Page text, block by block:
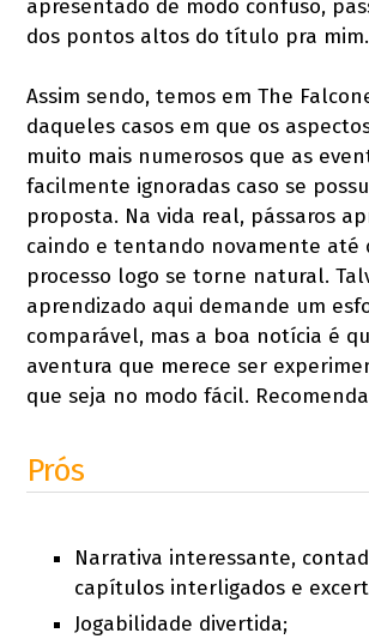
apresentado de modo confuso,
dos pontos altos do título pra mim.
Assim sendo, temos em The
daqueles casos em que os
muito mais numerosos que as
facilmente ignoradas caso se
proposta. Na vida real, pássaros
caindo e tentando novamente até
processo logo se torne natural.
aprendizado aqui demande um
comparável, mas a boa notícia é
aventura que merece ser
que seja no modo fácil.
Prós
Narrativa interessante,
capítulos interligados e
Jogabilidade divertida;